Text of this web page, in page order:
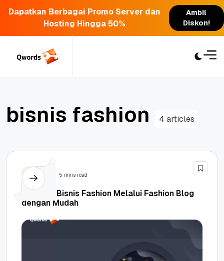
Dapatkan Berbagai Promo Server dan
Hosting Hingga 50%
Ambil
Diskon!
bisnis fashion 4 articles
Bisnis 5 mins read
Memulai Bisnis Fashion Melalui Fashion Blog
dengan Mudah